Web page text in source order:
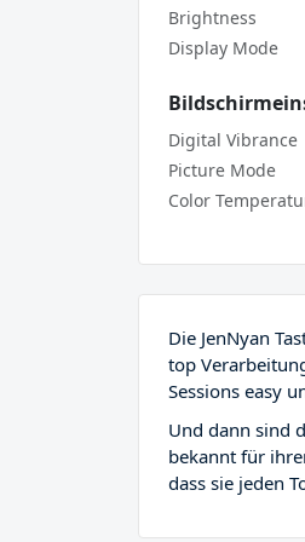
Brightness
Display Mode
Digital Vibrance
Picture Mode
Color
Die JenNyan
top
Sessions easy
Und dann sind
bekannt für
dass sie jeden